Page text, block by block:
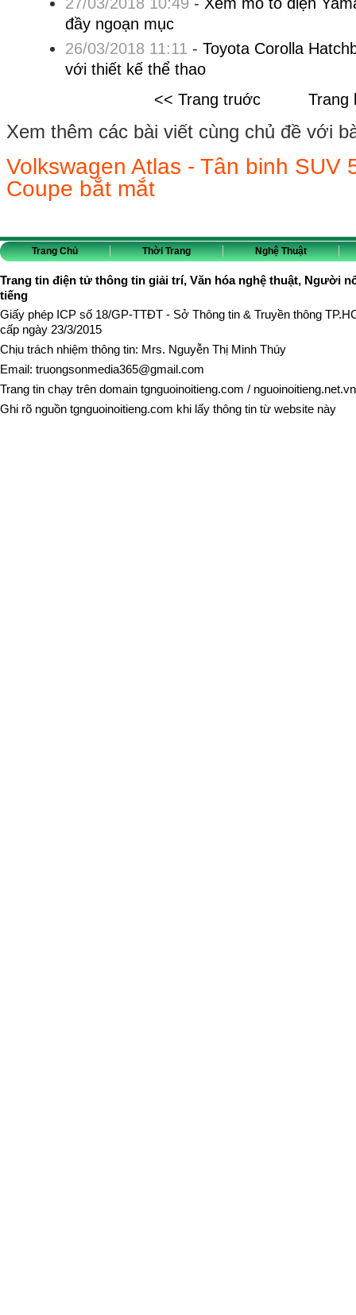
đầy ngoạn mục
26/03/2018 11:11 - Toyota Corolla
với thiết kế thể thao
<< Trang truớc
Trang
Xem thêm các bài viết cùng chủ đề với
Volkswagen Atlas - Tân binh SUV
Coupe bắt mắt
Trang Chủ Thời Trang Nghệ Thuật
Trang tin điện tử thông tin giải trí, Văn hóa nghệ thuật, Người
tiếng
Giấy phép ICP số 18/GP-TTĐT - Sở Thông tin & Truyền thông
cấp ngày 23/3/2015
Chịu trách nhiệm thông tin: Mrs. Nguyễn Thị Minh Thúy
Email: truongsonmedia365@gmail.com
Trang tin chạy trên domain tgnguoinoitieng.com / nguoinoitieng.net.vn
Ghi rõ nguồn tgnguoinoitieng.com khi lấy thông tin từ website này